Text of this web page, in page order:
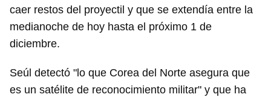
caer restos del proyectil y que se extendía entre la
medianoche de hoy hasta el próximo 1 de
diciembre.
Seúl detectó "lo que Corea del Norte asegura que
es un satélite de reconocimiento militar" y que ha